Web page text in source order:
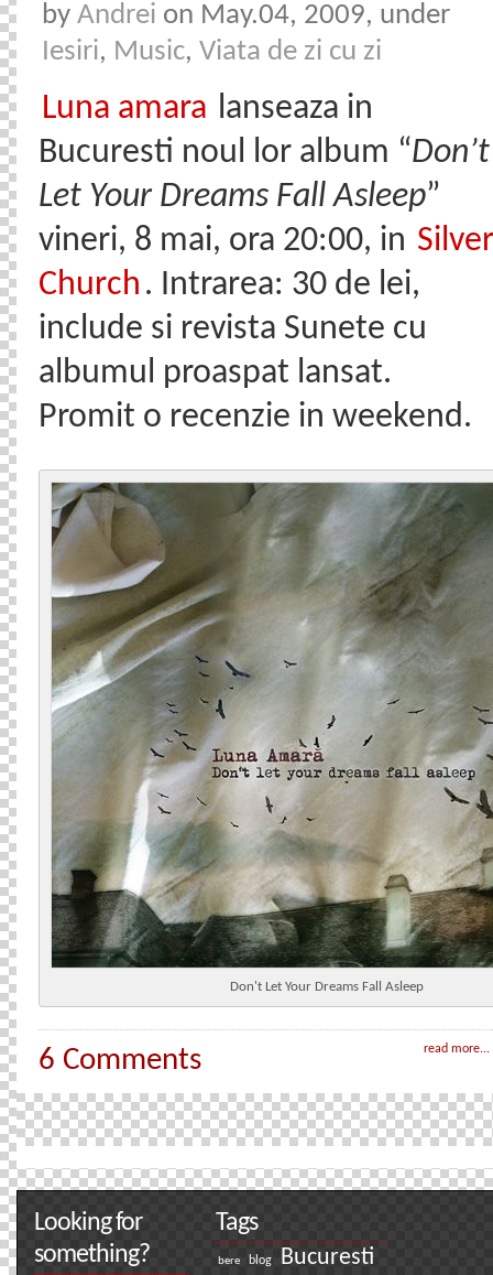
by Andrei on May.04, 2009, under
Iesiri, Music, Viata de zi cu zi
Luna amara lanseaza in
Bucuresti noul lor album “Don’t
Let Your Dreams Fall Asleep”
vineri, 8 mai, ora 20:00, in Silver
Church . Intrarea: 30 de lei,
include si revista Sunete cu
albumul proaspat lansat.
Promit o recenzie in weekend.
Don't Let Your Dreams Fall Asleep
read more...
6 Comments
Looking for
something?
Tags
bere blog Bucuresti